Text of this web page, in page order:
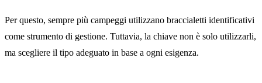
Per questo, sempre più campeggi utilizzano braccialetti identificativi
come strumento di gestione. Tuttavia, la chiave non è solo utilizzarli,
ma scegliere il tipo adeguato in base a ogni esigenza.